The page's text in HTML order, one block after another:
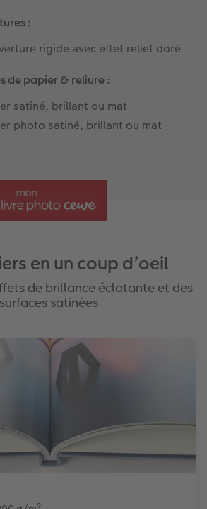
:
rigide avec effet relief doré
de papier & reliure :
satiné, brillant ou mat
photo satiné, brillant ou mat
en un coup d’oeil
de brillance éclatante et des
surfaces satinées